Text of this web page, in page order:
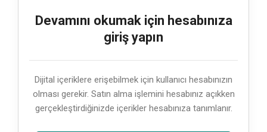
Devamını okumak için hesabınıza
giriş yapın
Dijital içeriklere erişebilmek için kullanıcı hesabınızın
olması gerekir. Satın alma işlemini hesabınız açıkken
gerçekleştirdiğinizde içerikler hesabınıza tanımlanır.